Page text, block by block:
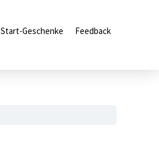
Start-Geschenke Feedback